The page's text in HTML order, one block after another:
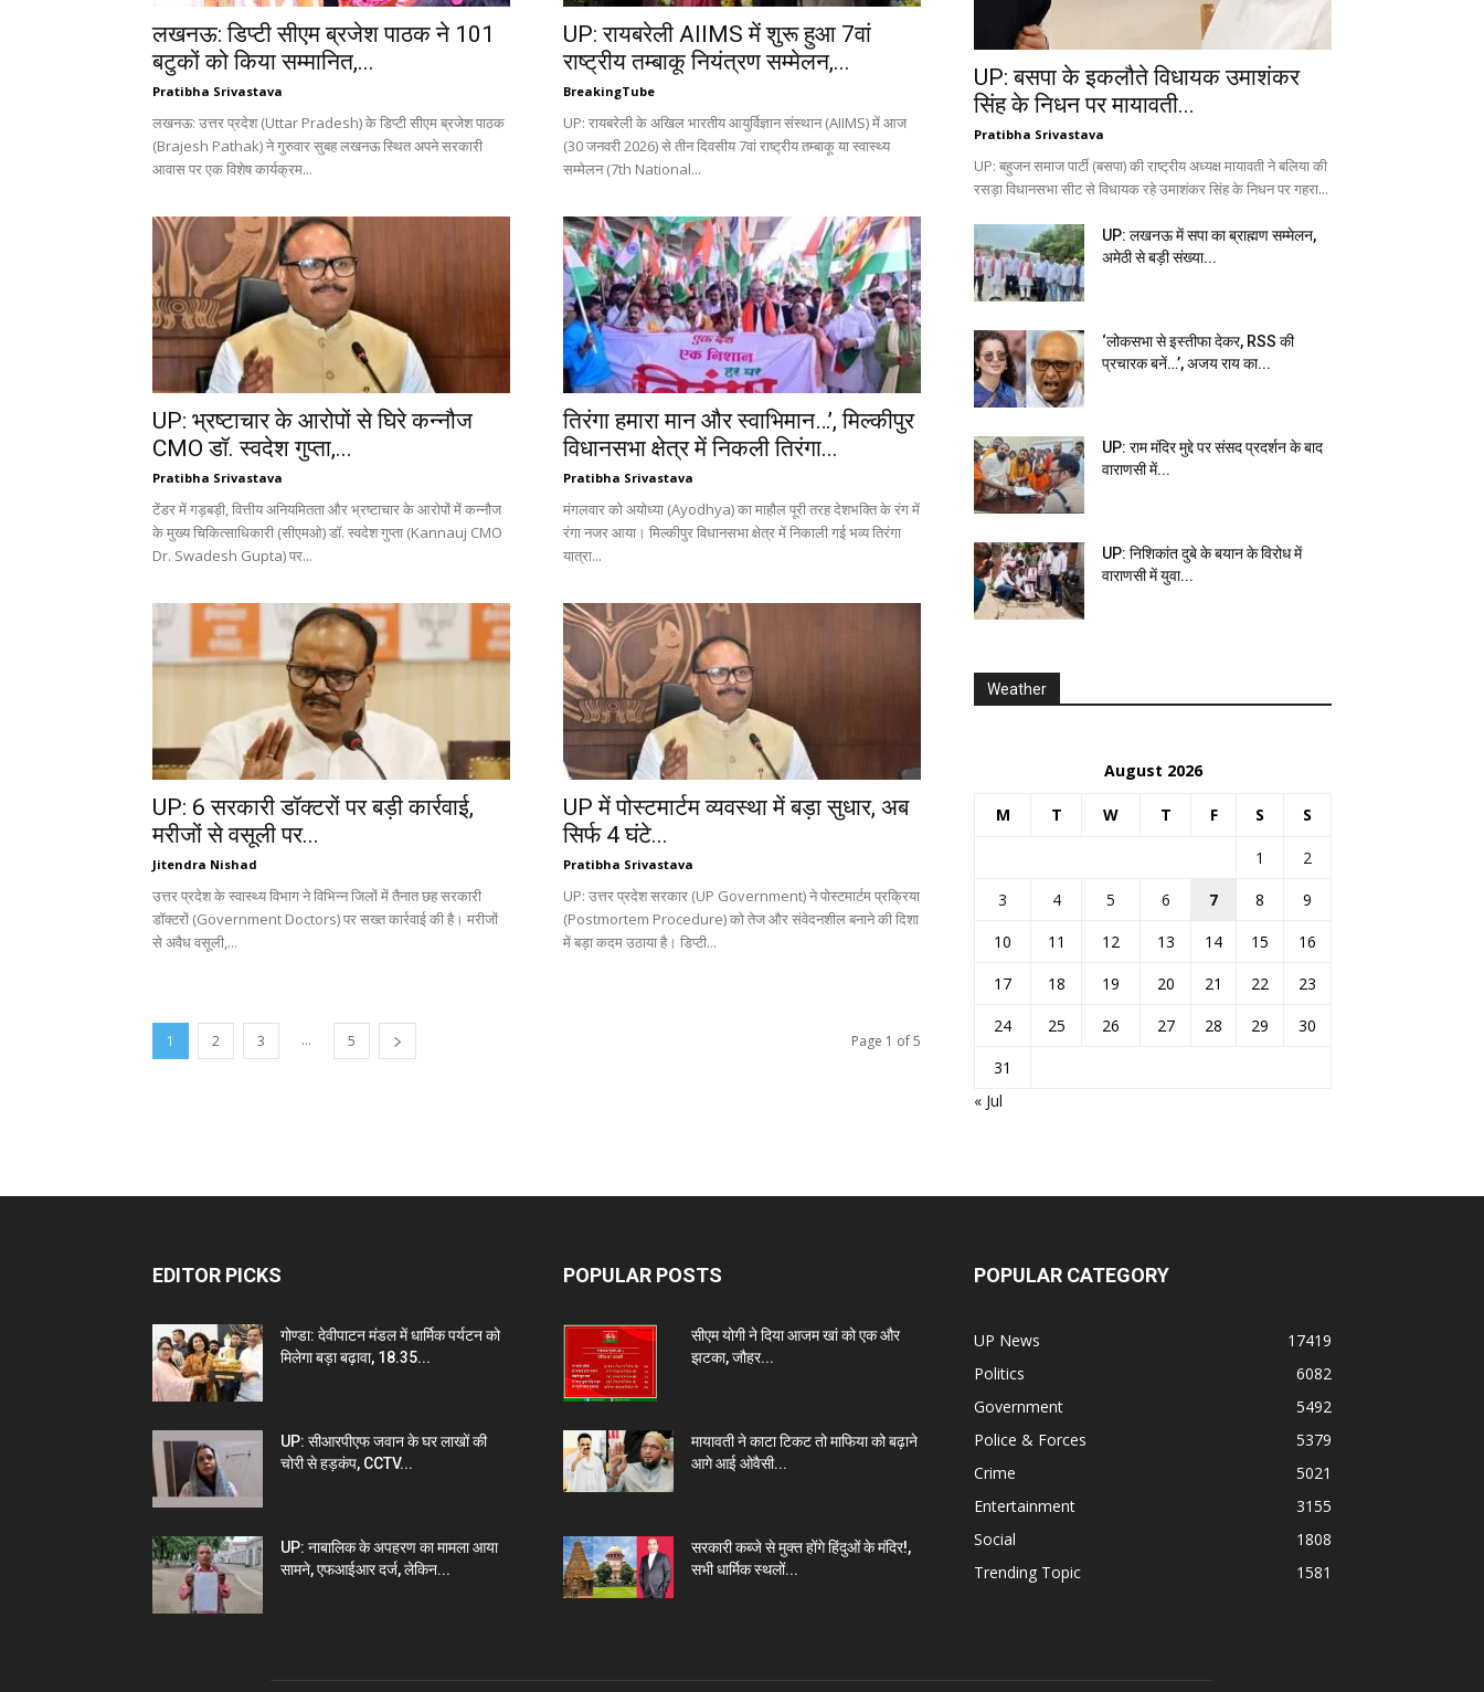
लखनऊ: डिप्टी सीएम ब्रजेश पाठक ने 101
बटुकों को किया सम्मानित,...
Pratibha Srivastava
लखनऊ: उत्तर प्रदेश (Uttar Pradesh) के डिप्टी सीएम ब्रजेश पाठक
(Brajesh Pathak) ने गुरुवार सुबह लखनऊ स्थित अपने सरकारी
आवास पर एक विशेष कार्यक्रम...
UP: रायबरेली AIIMS में शुरू हुआ 7वां
राष्ट्रीय तम्बाकू नियंत्रण सम्मेलन,...
BreakingTube
UP: रायबरेली के अखिल भारतीय आयुर्विज्ञान संस्थान (AIIMS) में आज
(30 जनवरी 2026) से तीन दिवसीय 7वां राष्ट्रीय तम्बाकू या स्वास्थ्य
सम्मेलन (7th National...
UP: भ्रष्टाचार के आरोपों से घिरे कन्नौज
CMO डॉ. स्वदेश गुप्ता,...
Pratibha Srivastava
टेंडर में गड़बड़ी, वित्तीय अनियमितता और भ्रष्टाचार के आरोपों में कन्नौज
के मुख्य चिकित्साधिकारी (सीएमओ) डॉ. स्वदेश गुप्ता (Kannauj CMO
Dr. Swadesh Gupta) पर...
तिरंगा हमारा मान और स्वाभिमान…’, मिल्कीपुर
विधानसभा क्षेत्र में निकली तिरंगा...
Pratibha Srivastava
मंगलवार को अयोध्या (Ayodhya) का माहौल पूरी तरह देशभक्ति के रंग में
रंगा नजर आया। मिल्कीपुर विधानसभा क्षेत्र में निकाली गई भव्य तिरंगा
यात्रा...
UP: 6 सरकारी डॉक्टरों पर बड़ी कार्रवाई,
मरीजों से वसूली पर...
Jitendra Nishad
उत्तर प्रदेश के स्वास्थ्य विभाग ने विभिन्न जिलों में तैनात छह सरकारी
डॉक्टरों (Government Doctors) पर सख्त कार्रवाई की है। मरीजों
से अवैध वसूली,...
UP में पोस्टमार्टम व्यवस्था में बड़ा सुधार, अब
सिर्फ 4 घंटे...
Pratibha Srivastava
UP: उत्तर प्रदेश सरकार (UP Government) ने पोस्टमार्टम प्रक्रिया
(Postmortem Procedure) को तेज और संवेदनशील बनाने की दिशा
में बड़ा कदम उठाया है। डिप्टी...
1 2 3 ... 5 Page 1 of 5
UP: बसपा के इकलौते विधायक उमाशंकर
सिंह के निधन पर मायावती...
Pratibha Srivastava
UP: बहुजन समाज पार्टी (बसपा) की राष्ट्रीय अध्यक्ष मायावती ने बलिया की
रसड़ा विधानसभा सीट से विधायक रहे उमाशंकर सिंह के निधन पर गहरा...
UP: लखनऊ में सपा का ब्राह्मण सम्मेलन,
अमेठी से बड़ी संख्या...
‘लोकसभा से इस्तीफा देकर, RSS की
प्रचारक बनें…’, अजय राय का...
UP: राम मंदिर मुद्दे पर संसद प्रदर्शन के बाद
वाराणसी में...
UP: निशिकांत दुबे के बयान के विरोध में
वाराणसी में युवा...
Weather
August 2026
M T W T F S S
1
2
3
4 5 6 7 8
9
10
11 12 13 14 15
16
17
18 19 20 21 22
23
24
25 26 27 28 29
30
31
« Jul
EDITOR PICKS
गोण्डा: देवीपाटन मंडल में धार्मिक पर्यटन को
मिलेगा बड़ा बढ़ावा, 18.35...
UP: सीआरपीएफ जवान के घर लाखों की
चोरी से हड़कंप, CCTV...
UP: नाबालिक के अपहरण का मामला आया
सामने, एफआईआर दर्ज, लेकिन...
POPULAR POSTS
सीएम योगी ने दिया आजम खां को एक और
झटका, जौहर...
मायावती ने काटा टिकट तो माफिया को बढ़ाने
आगे आई ओवैसी...
सरकारी कब्जे से मुक्त होंगे हिंदुओं के मंदिर!,
सभी धार्मिक स्थलों...
POPULAR CATEGORY
UP News
17419
Politics
6082
Government
5492
Police & Forces
5379
Crime
5021
Entertainment
3155
Social
1808
Trending Topic
1581